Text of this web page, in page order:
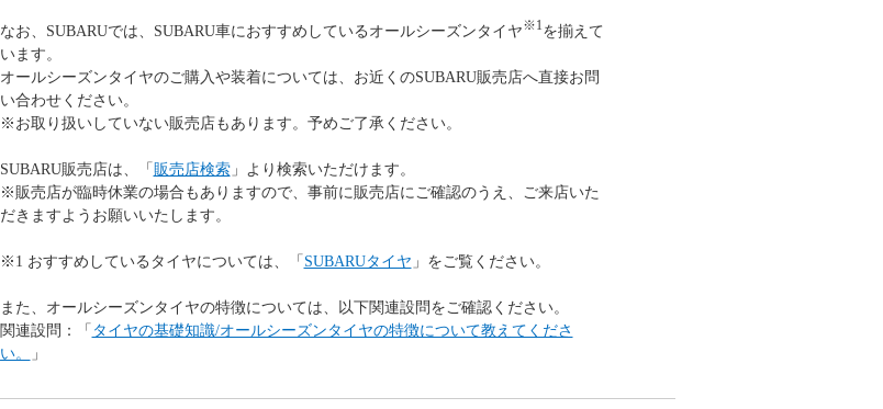
なお、SUBARUでは、SUBARU車におすすめしているオールシーズンタイヤ※1を揃えて
います。
オールシーズンタイヤのご購入や装着については、お近くのSUBARU販売店へ直接お問
い合わせください。
※お取り扱いしていない販売店もあります。予めご了承ください。
SUBARU販売店は、「 販売店検索」より検索いただけます。
※販売店が臨時休業の場合もありますので、事前に販売店にご確認のうえ、ご来店いた
だきますようお願いいたします。
※1 おすすめしているタイヤについては、「 SUBARUタイヤ 」をご覧ください。
また、オールシーズンタイヤの特徴については、以下関連設問をご確認ください。
関連設問：「 タイヤの基礎知識/オールシーズンタイヤの特徴について教えてくださ
い。
」